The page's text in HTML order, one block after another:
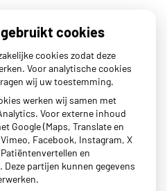
cookies
cookies zodat deze
Voor analytische cookies
wij uw toestemming.
werken wij samen met
Voor externe inhoud
Google (Maps, Translate en
Facebook, Instagram, X
en
Deze partijen kunnen gegevens